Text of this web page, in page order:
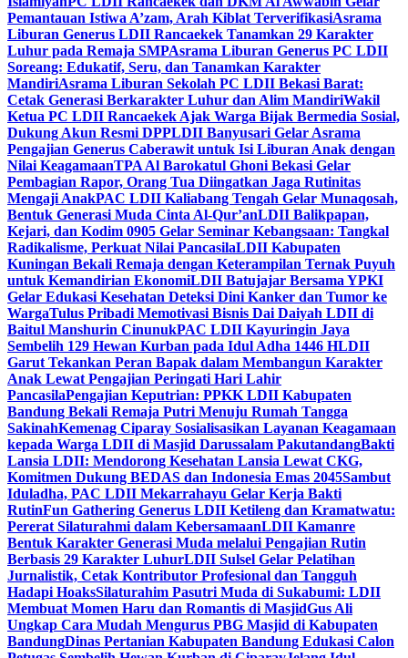
Pemantauan Istiwa A’zam, Arah Kiblat TerverifikasiAsrama
Liburan Generus LDII Rancaekek Tanamkan 29 Karakter
Luhur pada Remaja SMPAsrama Liburan Generus PC LDII
Soreang: Edukatif, Seru, dan Tanamkan Karakter
MandiriAsrama Liburan Sekolah PC LDII Bekasi Barat:
Cetak Generasi Berkarakter Luhur dan Alim MandiriWakil
Ketua PC LDII Rancaekek Ajak Warga Bijak Bermedia Sosial,
Dukung Akun Resmi DPPLDII Banyusari Gelar Asrama
Pengajian Generus Caberawit untuk Isi Liburan Anak dengan
Nilai KeagamaanTPA Al Barokatul Ghoni Bekasi Gelar
Pembagian Rapor, Orang Tua Diingatkan Jaga Rutinitas
Mengaji AnakPAC LDII Kaliabang Tengah Gelar Munaqosah,
Bentuk Generasi Muda Cinta Al-Qur’anLDII Balikpapan,
Kejari, dan Kodim 0905 Gelar Seminar Kebangsaan: Tangkal
Radikalisme, Perkuat Nilai PancasilaLDII Kabupaten
Kuningan Bekali Remaja dengan Keterampilan Ternak Puyuh
untuk Kemandirian EkonomiLDII Batujajar Bersama YPKI
Gelar Edukasi Kesehatan Deteksi Dini Kanker dan Tumor ke
WargaTulus Pribadi Memotivasi Bisnis Dai Daiyah LDII di
Baitul Manshurin CinunukPAC LDII Kayuringin Jaya
Sembelih 129 Hewan Kurban pada Idul Adha 1446 HLDII
Garut Tekankan Peran Bapak dalam Membangun Karakter
Anak Lewat Pengajian Peringati Hari Lahir
PancasilaPengajian Keputrian: PPKK LDII Kabupaten
Bandung Bekali Remaja Putri Menuju Rumah Tangga
SakinahKemenag Ciparay Sosialisasikan Layanan Keagamaan
kepada Warga LDII di Masjid Darussalam PakutandangBakti
Lansia LDII: Mendorong Kesehatan Lansia Lewat CKG,
Komitmen Dukung BEDAS dan Indonesia Emas 2045Sambut
Iduladha, PAC LDII Mekarrahayu Gelar Kerja Bakti
RutinFun Gathering Generus LDII Ketileng dan Kramatwatu:
Pererat Silaturahmi dalam KebersamaanLDII Kamanre
Bentuk Karakter Generasi Muda melalui Pengajian Rutin
Berbasis 29 Karakter LuhurLDII Sulsel Gelar Pelatihan
Jurnalistik, Cetak Kontributor Profesional dan Tangguh
Hadapi HoaksSilaturahim Pasutri Muda di Sukabumi: LDII
Membuat Momen Haru dan Romantis di MasjidGus Ali
Ungkap Cara Mudah Mengurus PBG Masjid di Kabupaten
BandungDinas Pertanian Kabupaten Bandung Edukasi Calon